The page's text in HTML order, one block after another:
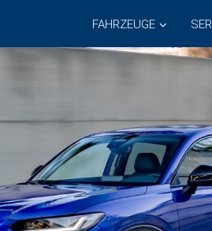
FAHRZEUGE